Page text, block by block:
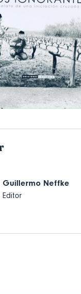
Guillermo Neffke
Editor